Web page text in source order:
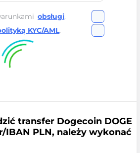
obsługi.
KYC/AML.
transfer Dogecoin DOGE
IBAN PLN, należy wykonać